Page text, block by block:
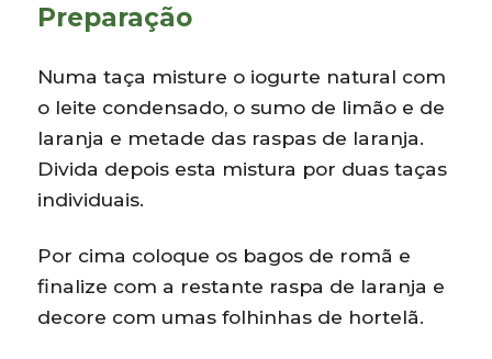
Preparação
Numa taça misture o iogurte natural com
o leite condensado, o sumo de limão e de
laranja e metade das raspas de laranja.
Divida depois esta mistura por duas taças
individuais.
Por cima coloque os bagos de romã e
finalize com a restante raspa de laranja e
decore com umas folhinhas de hortelã.